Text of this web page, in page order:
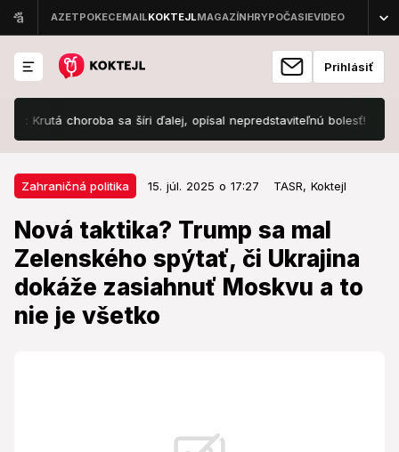
Prihlásiť
choroba sa šíri ďalej, opísal nepredstaviteľnú bolesť!
Zahraničná politika 15. júl. 2025 o 17:27 TASR, Koktejl
Nová taktika? Trump sa mal
Zelenského spýtať, či Ukrajina
dokáže zasiahnuť Moskvu a to
nie je všetko
Zahraničná politika 15. júl. 2025 o 17:27
Nová taktika? Trump sa mal
Zelenského spýtať, či Ukrajina
dokáže zasiahnuť Moskvu a to nie
je všetko